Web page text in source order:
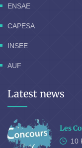
ENSAE
CAPESA
INSEE
AUF
Latest news
Les
10